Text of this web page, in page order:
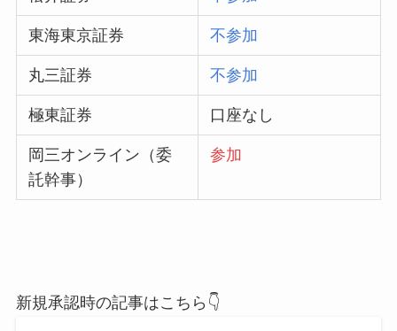
東海東京証券 不参加
丸三証券 不参加
極東証券 口座なし
岡三オンライン（委
託幹事）
参加
新規承認時の記事はこちら👇